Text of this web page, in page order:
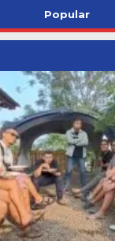
Popular